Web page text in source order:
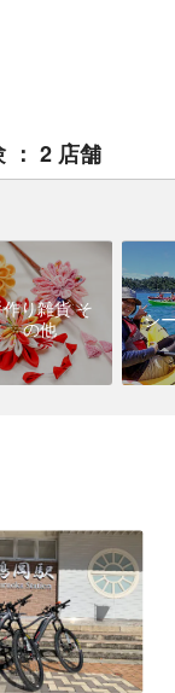
： 2 店舗
り雑貨 そ
の他
シ